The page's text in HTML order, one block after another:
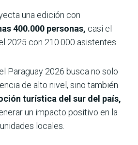
una edición con
400.000 personas, casi el
2025 con 210.000 asistentes.
Paraguay 2026 busca no solo
de alto nivel, sino también
turística del sur del país,
un impacto positivo en la
locales.